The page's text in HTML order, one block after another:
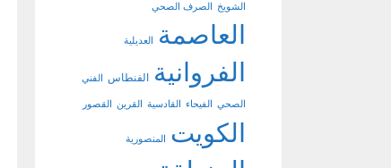
الشويخ الصرف الصحي
العاصمة العديلية
الفروانية الفنطاس الفني
الصحي الفيحاء القادسية القرين القصور
الكويت المنصورية